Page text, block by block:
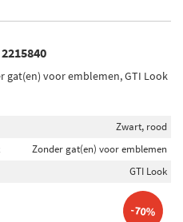
gat(en) voor emblemen, GTI Look
Zwart, rood
Zonder gat(en) voor emblemen
GTI Look
-70%